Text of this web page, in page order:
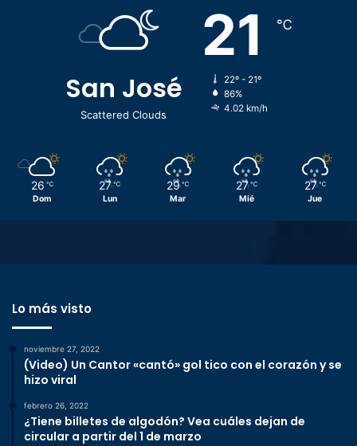
San José
Scattered Clouds
21 ℃
22º - 21º
86%
4.02 km/h
26 ℃
Dom
27 ℃
Lun
29 ℃
Mar
27 ℃
Mié
27 ℃
Jue
Lo más visto
noviembre 27, 2022
(Video) Un Cantor «cantó» gol tico con el corazón y se
hizo viral
febrero 26, 2022
¿Tiene billetes de algodón? Vea cuáles dejan de
circular a partir del 1 de marzo